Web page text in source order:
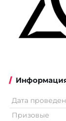
Дата
Призовые